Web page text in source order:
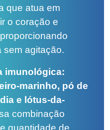
que atua em
o coração e
sem agitação.
imunológica:
marinho, pó de
e lótus-da-
combinação
quantidade de